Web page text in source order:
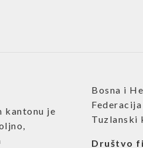
kantonu je
Bosna i
Tuzlanski
Društvo